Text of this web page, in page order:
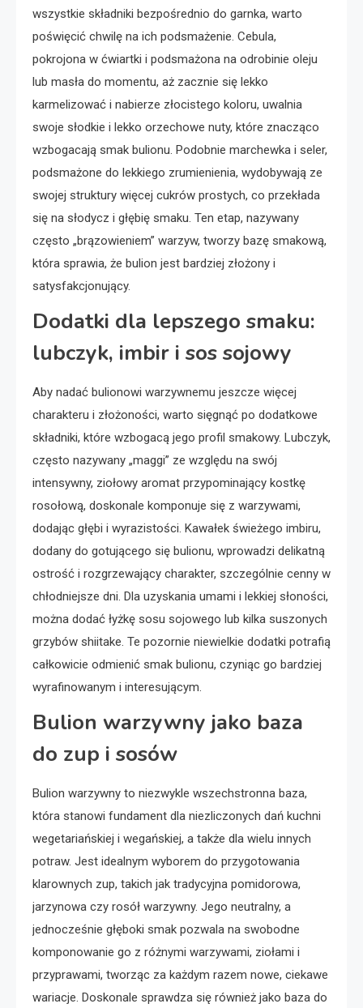
wszystkie składniki bezpośrednio do garnka, warto
poświęcić chwilę na ich podsmażenie. Cebula,
pokrojona w ćwiartki i podsmażona na odrobinie oleju
lub masła do momentu, aż zacznie się lekko
karmelizować i nabierze złocistego koloru, uwalnia
swoje słodkie i lekko orzechowe nuty, które znacząco
wzbogacają smak bulionu. Podobnie marchewka i seler,
podsmażone do lekkiego zrumienienia, wydobywają ze
swojej struktury więcej cukrów prostych, co przekłada
się na słodycz i głębię smaku. Ten etap, nazywany
często „brązowieniem” warzyw, tworzy bazę smakową,
która sprawia, że bulion jest bardziej złożony i
satysfakcjonujący.
Dodatki dla lepszego smaku:
lubczyk, imbir i sos sojowy
Aby nadać bulionowi warzywnemu jeszcze więcej
charakteru i złożoności, warto sięgnąć po dodatkowe
składniki, które wzbogacą jego profil smakowy. Lubczyk,
często nazywany „maggi” ze względu na swój
intensywny, ziołowy aromat przypominający kostkę
rosołową, doskonale komponuje się z warzywami,
dodając głębi i wyrazistości. Kawałek świeżego imbiru,
dodany do gotującego się bulionu, wprowadzi delikatną
ostrość i rozgrzewający charakter, szczególnie cenny w
chłodniejsze dni. Dla uzyskania umami i lekkiej słoności,
można dodać łyżkę sosu sojowego lub kilka suszonych
grzybów shiitake. Te pozornie niewielkie dodatki potrafią
całkowicie odmienić smak bulionu, czyniąc go bardziej
wyrafinowanym i interesującym.
Bulion warzywny jako baza
do zup i sosów
Bulion warzywny to niezwykle wszechstronna baza,
która stanowi fundament dla niezliczonych dań kuchni
wegetariańskiej i wegańskiej, a także dla wielu innych
potraw. Jest idealnym wyborem do przygotowania
klarownych zup, takich jak tradycyjna pomidorowa,
jarzynowa czy rosół warzywny. Jego neutralny, a
jednocześnie głęboki smak pozwala na swobodne
komponowanie go z różnymi warzywami, ziołami i
przyprawami, tworząc za każdym razem nowe, ciekawe
wariacje. Doskonale sprawdza się również jako baza do